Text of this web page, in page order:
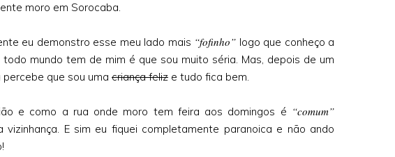
moro em Sorocaba.
eu demonstro esse meu lado mais “fofinho” logo que conheço a
mundo tem de mim é que sou muito séria. Mas, depois de um
que sou uma criança feliz e tudo fica bem.
e como a rua onde moro tem feira aos domingos é “comum”
vizinhança. E sim eu fiquei completamente paranoica e não ando